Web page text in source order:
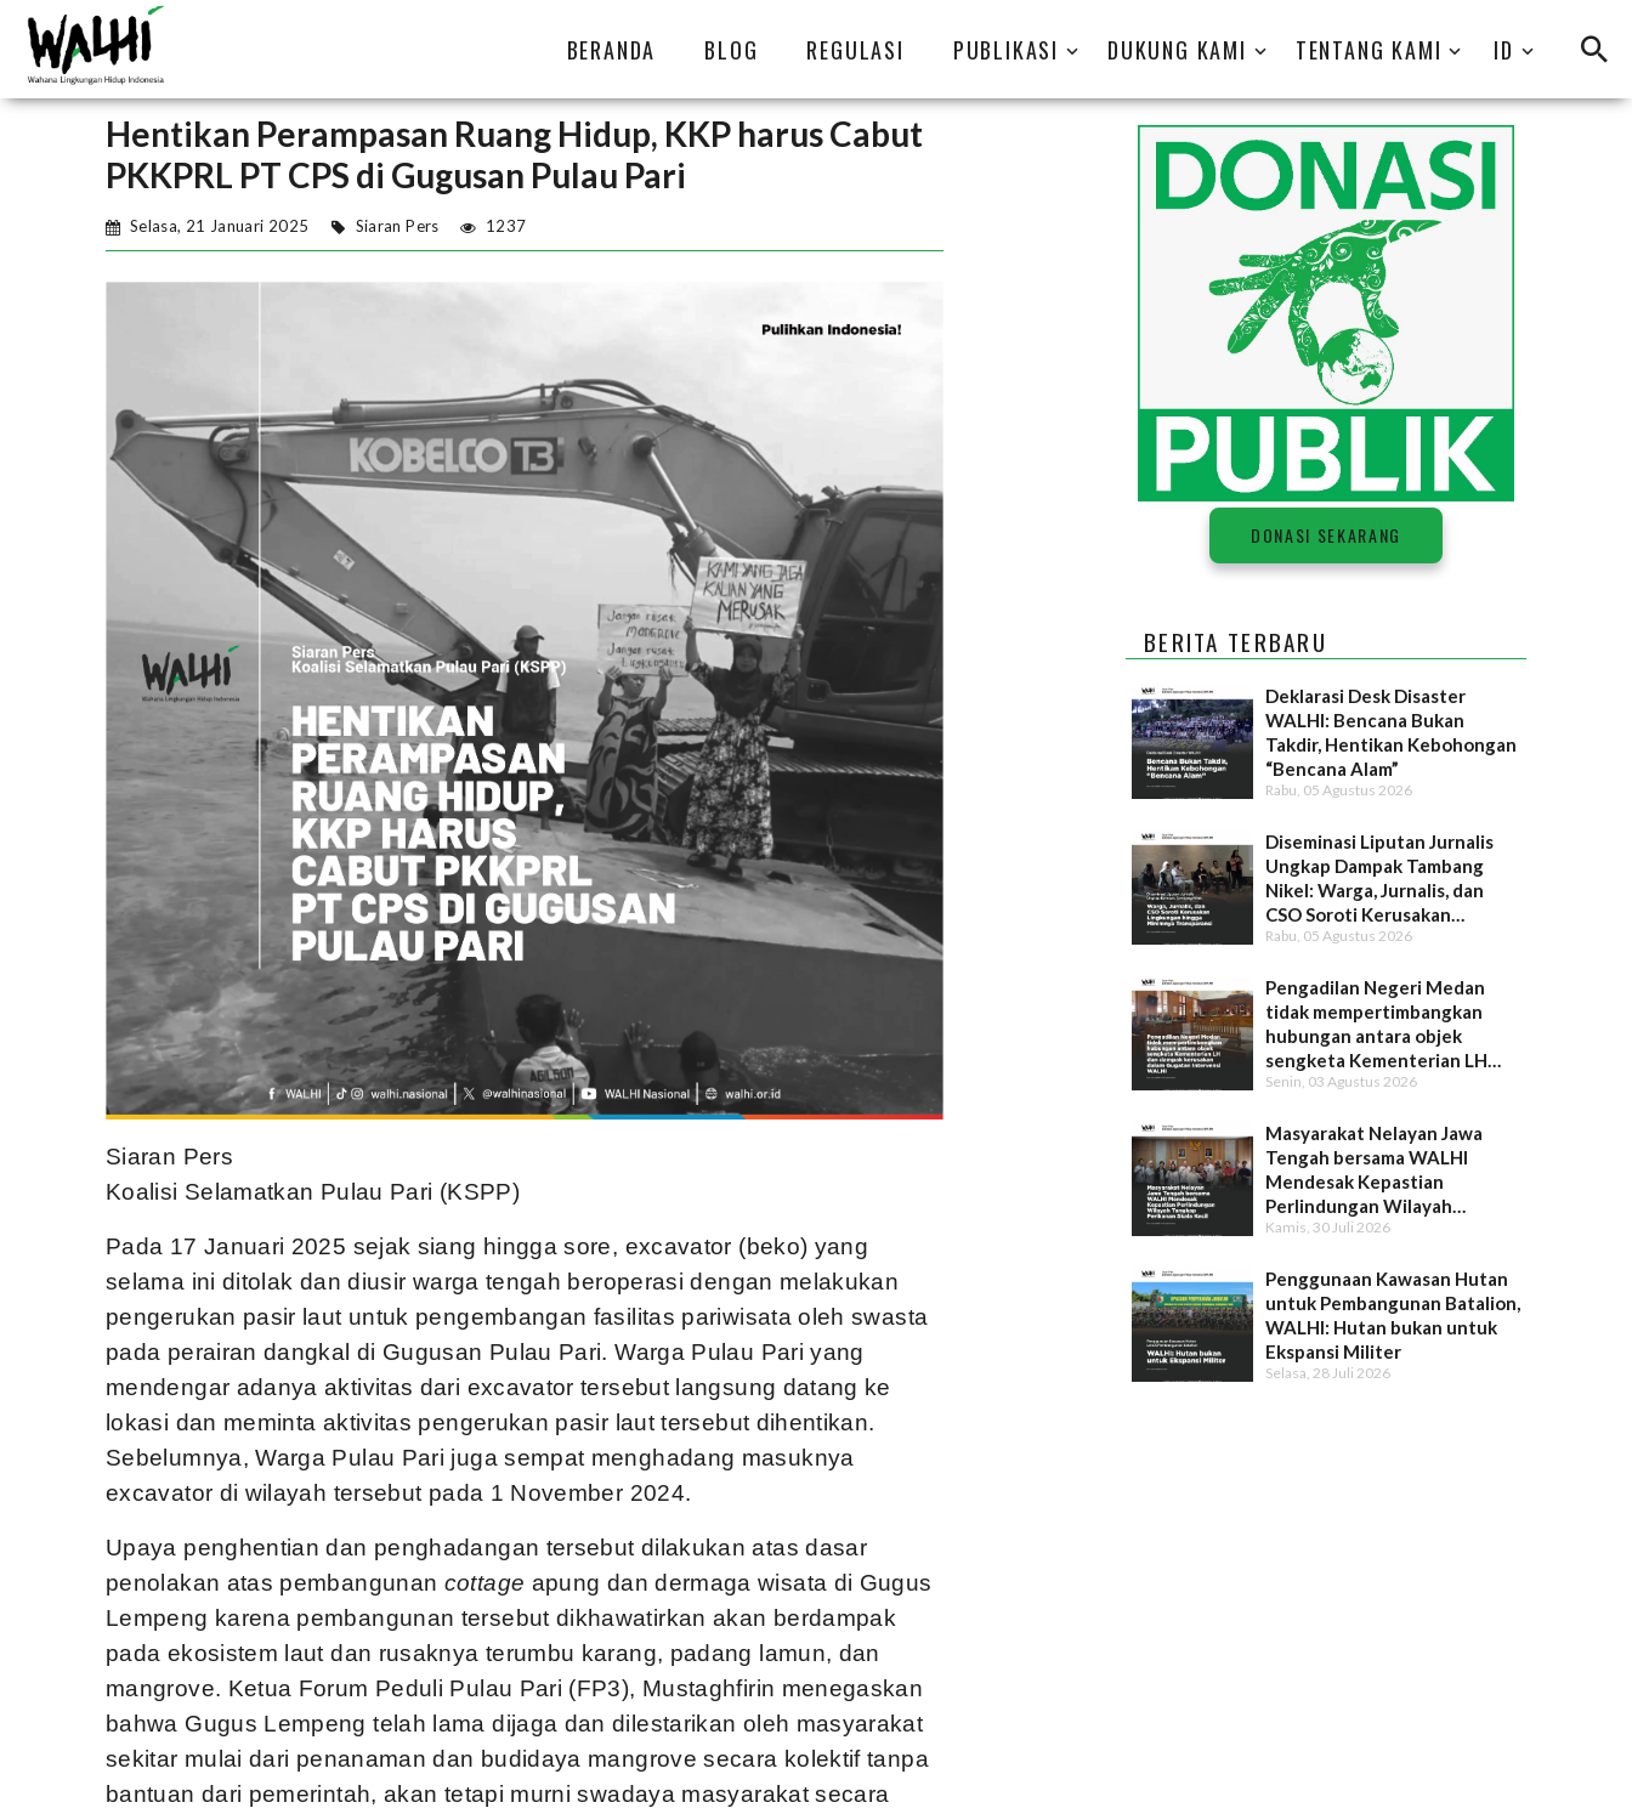
BERANDA BLOG REGULASI PUBLIKASI DUKUNG KAMI TENTANG KAMI ID
Hentikan Perampasan Ruang Hidup, KKP harus Cabut
PKKPRL PT CPS di Gugusan Pulau Pari
Selasa, 21 Januari 2025 Siaran Pers 1237
Siaran Pers
Koalisi Selamatkan Pulau Pari (KSPP)
Pada 17 Januari 2025 sejak siang hingga sore, excavator (beko) yang
selama ini ditolak dan diusir warga tengah beroperasi dengan melakukan
pengerukan pasir laut untuk pengembangan fasilitas pariwisata oleh swasta
pada perairan dangkal di Gugusan Pulau Pari. Warga Pulau Pari yang
mendengar adanya aktivitas dari excavator tersebut langsung datang ke
lokasi dan meminta aktivitas pengerukan pasir laut tersebut dihentikan.
Sebelumnya, Warga Pulau Pari juga sempat menghadang masuknya
excavator di wilayah tersebut pada 1 November 2024.
Upaya penghentian dan penghadangan tersebut dilakukan atas dasar
penolakan atas pembangunan cottage apung dan dermaga wisata di Gugus
Lempeng karena pembangunan tersebut dikhawatirkan akan berdampak
pada ekosistem laut dan rusaknya terumbu karang, padang lamun, dan
mangrove. Ketua Forum Peduli Pulau Pari (FP3), Mustaghfirin menegaskan
bahwa Gugus Lempeng telah lama dijaga dan dilestarikan oleh masyarakat
sekitar mulai dari penanaman dan budidaya mangrove secara kolektif tanpa
bantuan dari pemerintah, akan tetapi murni swadaya masyarakat secara
DONASI SEKARANG
BERITA TERBARU
Deklarasi Desk Disaster
WALHI: Bencana Bukan
Takdir, Hentikan Kebohongan
“Bencana Alam”
Rabu, 05 Agustus 2026
Diseminasi Liputan Jurnalis
Ungkap Dampak Tambang
Nikel: Warga, Jurnalis, dan
CSO Soroti Kerusakan
Lingkungan hingga Minimnya
Rabu, 05 Agustus 2026
Pengadilan Negeri Medan
tidak mempertimbangkan
hubungan antara objek
sengketa Kementerian LH
dan dampak kerusakan dalam
Senin, 03 Agustus 2026
Masyarakat Nelayan Jawa
Tengah bersama WALHI
Mendesak Kepastian
Perlindungan Wilayah
Tangkap Perikanan Skala Kecil
Kamis, 30 Juli 2026
Penggunaan Kawasan Hutan
untuk Pembangunan Batalion,
WALHI: Hutan bukan untuk
Ekspansi Militer
Selasa, 28 Juli 2026